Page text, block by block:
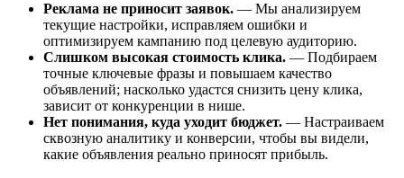
Реклама не приносит заявок. — Мы анализируем
текущие настройки, исправляем ошибки и
оптимизируем кампанию под целевую аудиторию.
Слишком высокая стоимость клика. — Подбираем
точные ключевые фразы и повышаем качество
объявлений; насколько удастся снизить цену клика,
зависит от конкуренции в нише.
Нет понимания, куда уходит бюджет. — Настраиваем
сквозную аналитику и конверсии, чтобы вы видели,
какие объявления реально приносят прибыль.